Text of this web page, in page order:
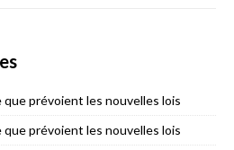
que prévoient les nouvelles lois
que prévoient les nouvelles lois